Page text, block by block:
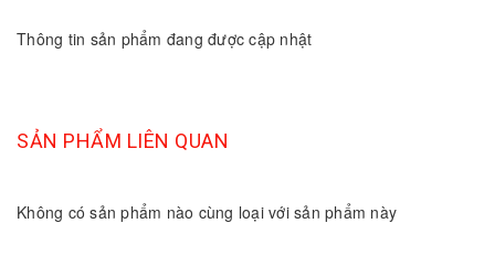
Thông tin sản phẩm đang được cập nhật
SẢN PHẨM LIÊN QUAN
Không có sản phẩm nào cùng loại với sản phẩm này